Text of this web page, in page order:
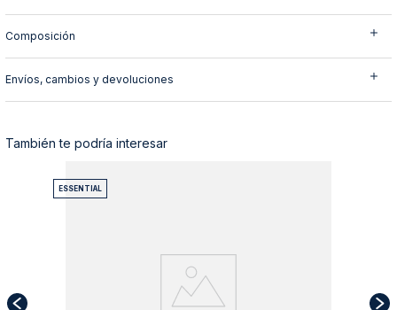
Composición
Envíos, cambios y devoluciones
También te podría interesar
ESSENTIAL